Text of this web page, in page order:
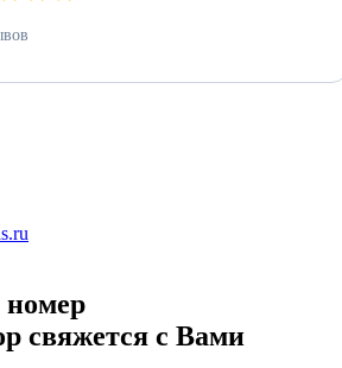
номер
свяжется с Вами